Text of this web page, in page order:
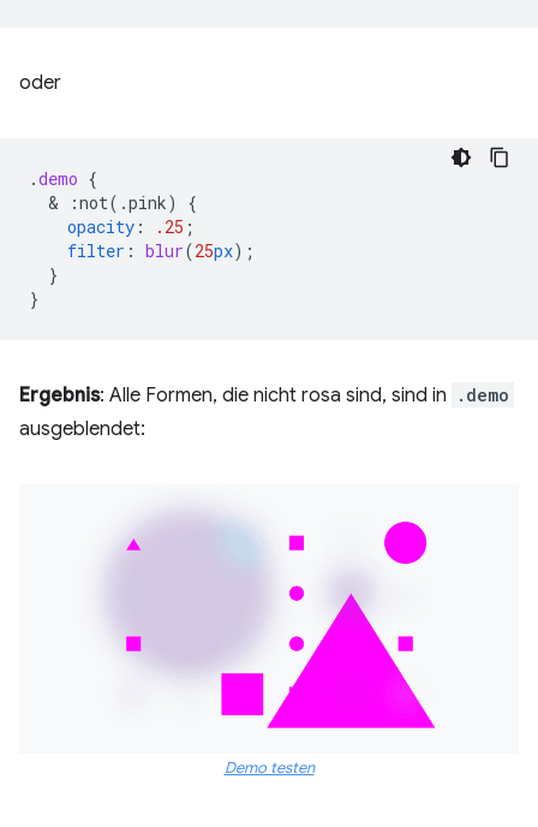
oder
.demo {
  &
:not(.pink)
{
opacity : .25 ;
filter : blur(25px);
}
}
Ergebnis: Alle Formen, die nicht rosa sind, sind in .demo
ausgeblendet:
Demo testen